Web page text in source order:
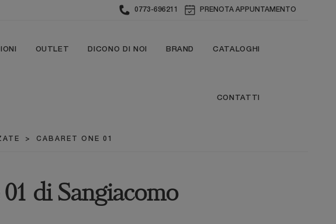
0773-696211 PRENOTA APPUNTAMENTO
OUTLET DICONO DI NOI BRAND CATALOGHI
CONTATTI
> CABARET ONE 01
di Sangiacomo